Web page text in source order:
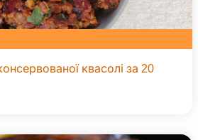
квасолі за 20